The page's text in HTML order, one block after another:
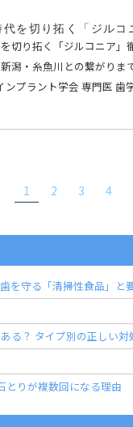
を切り拓く「ジルコ
切り拓く「ジルコニア」
潟・糸魚川との繋がりま
ンプラント学会 専門医 歯
1 2 3 4
を守る「清掃性食品」と
る？ タイプ別の正しい対
とりが複数回になる理由